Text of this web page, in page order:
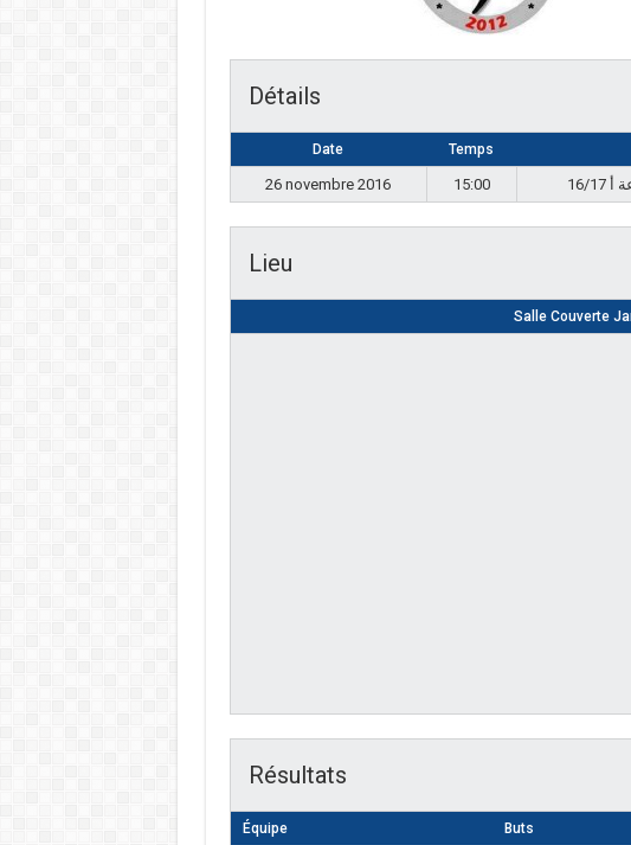
Détails
Date Temps
26 novembre 2016 15:00 17
Lieu
Salle Couverte
Résultats
Équipe Buts